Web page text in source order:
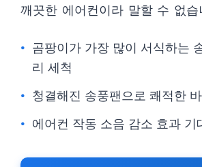
깨끗한 에어컨이라 말할 수 없습
곰팡이가 가장 많이 서식하는
리 세척
청결해진 송풍팬으로 쾌적한
에어컨 작동 소음 감소 효과 기